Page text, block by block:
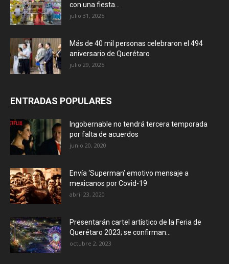
con una fiesta...
julio 31, 2025
Más de 40 mil personas celebraron el 494
aniversario de Querétaro
julio 29, 2025
ENTRADAS POPULARES
Ingobernable no tendrá tercera temporada
por falta de acuerdos
junio 20, 2020
Envía ‘Superman’ emotivo mensaje a
mexicanos por Covid-19
abril 23, 2020
Presentarán cartel artístico de la Feria de
Querétaro 2023; se confirman...
octubre 2, 2023